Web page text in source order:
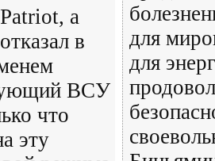
а
в
ВСУ
что
эту
для
для